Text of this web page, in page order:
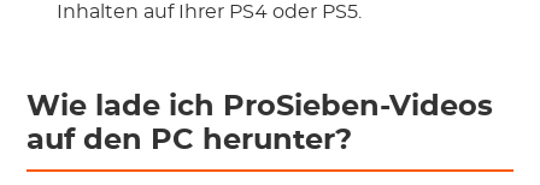
Inhalten auf Ihrer PS4 oder PS5.
Wie lade ich ProSieben-Videos
auf den PC herunter?